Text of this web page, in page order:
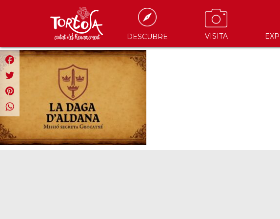
DESCUBRE VISITA
Facebook
Twitter
Pinterest
WhatsApp